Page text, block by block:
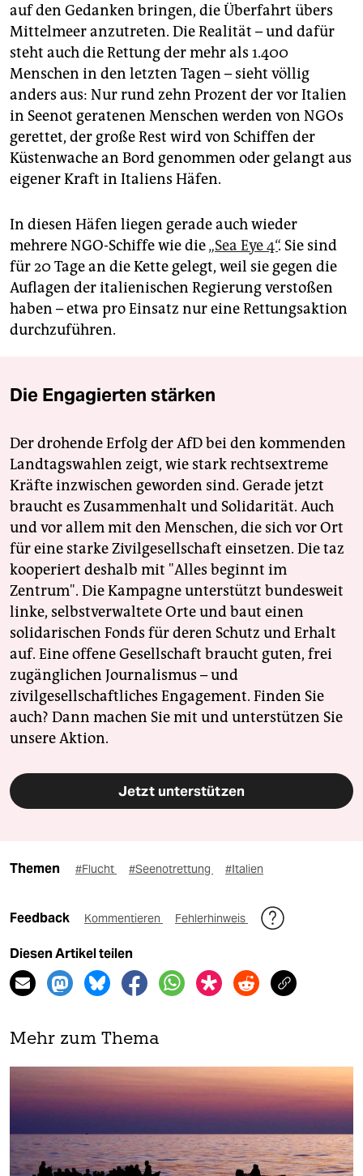
auf den Gedanken bringen, die Überfahrt übers
Mittelmeer anzutreten. Die Realität – und dafür
steht auch die Rettung der mehr als 1.400
Menschen in den letzten Tagen – sieht völlig
anders aus: Nur rund zehn Prozent der vor Italien
in Seenot geratenen Menschen werden von NGOs
gerettet, der große Rest wird von Schiffen der
Küstenwache an Bord genommen oder gelangt aus
eigener Kraft in Italiens Häfen.
In diesen Häfen liegen gerade auch wieder
mehrere NGO-Schiffe wie die„Sea Eye 4“. Sie sind
für 20 Tage an die Kette gelegt, weil sie gegen die
Auflagen der italienischen Regierung verstoßen
haben – etwa pro Einsatz nur eine Rettungsaktion
durchzuführen.
Die Engagierten stärken
Der drohende Erfolg der AfD bei den kommenden
Landtagswahlen zeigt, wie stark rechtsextreme
Kräfte inzwischen geworden sind. Gerade jetzt
braucht es Zusammenhalt und Solidarität. Auch
und vor allem mit den Menschen, die sich vor Ort
für eine starke Zivilgesellschaft einsetzen. Die taz
kooperiert deshalb mit "Alles beginnt im
Zentrum". Die Kampagne unterstützt bundesweit
linke, selbstverwaltete Orte und baut einen
solidarischen Fonds für deren Schutz und Erhalt
auf. Eine offene Gesellschaft braucht guten, frei
zugänglichen Journalismus – und
zivilgesellschaftliches Engagement. Finden Sie
auch? Dann machen Sie mit und unterstützen Sie
unsere Aktion.
Jetzt unterstützen
Themen #Flucht #Seenotrettung #Italien
Feedback Kommentieren Fehlerhinweis
Diesen Artikel teilen
Mehr zum Thema